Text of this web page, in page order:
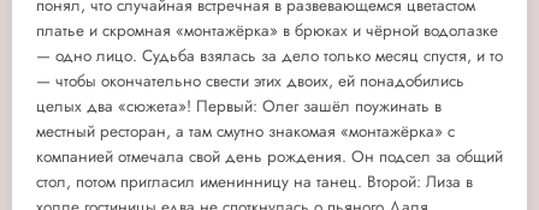
понял, что случайная встречная в развевающемся цветастом
платье и скромная «монтажёрка» в брюках и чёрной водолазке
— одно лицо. Судьба взялась за дело только месяц спустя, и то
— чтобы окончательно свести этих двоих, ей понадобились
целых два «сюжета»! Первый: Олег зашёл поужинать в
местный ресторан, а там смутно знакомая «монтажёрка» с
компанией отмечала свой день рождения. Он подсел за общий
стол, потом пригласил именинницу на танец. Второй: Лиза в